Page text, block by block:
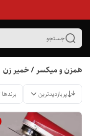
جستجو
همزن و میکسر / خمیر زن
پربازدیدترین برندها